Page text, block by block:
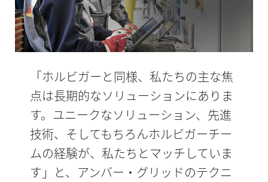
「ホルビガーと同様、私たちの主な焦
点は長期的なソリューションにありま
す。ユニークなソリューション、先進
技術、そしてもちろんホルビガーチー
ムの経験が、私たちとマッチしていま
す」と、アンバー・グリッドのテクニ